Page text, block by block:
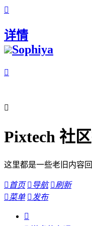

详情
Sophiya


Pixtech 社
这里都是一些老旧内容
 首页  导航 刷新
菜单 发布
